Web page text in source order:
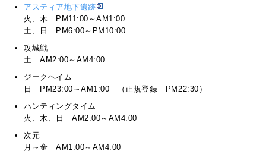
アスティア地下遺跡
火、木 PM11:00～AM1:00
土、日 PM6:00～PM10:00
攻城戦
土 AM2:00～AM4:00
ジークヘイム
日 PM23:00～AM1:00 （正規登録 PM22:30）
ハンティングタイム
火、木、日 AM2:00～AM4:00
次元
月～金 AM1:00～AM4:00